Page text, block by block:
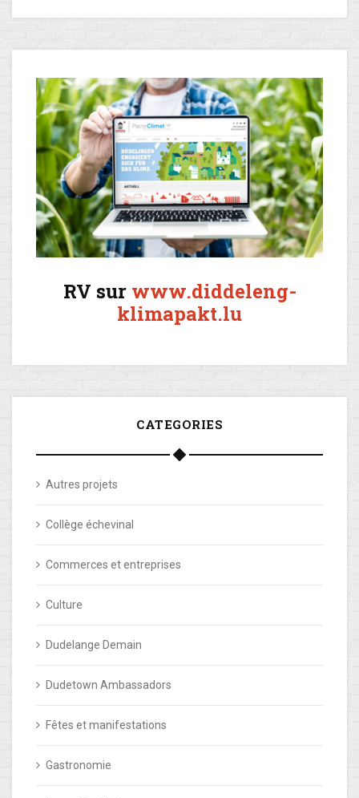
RV sur www.diddeleng-
klimapakt.lu
CATEGORIES
Autres projets
Collège échevinal
Commerces et entreprises
Culture
Dudelange Demain
Dudetown Ambassadors
Fêtes et manifestations
Gastronomie